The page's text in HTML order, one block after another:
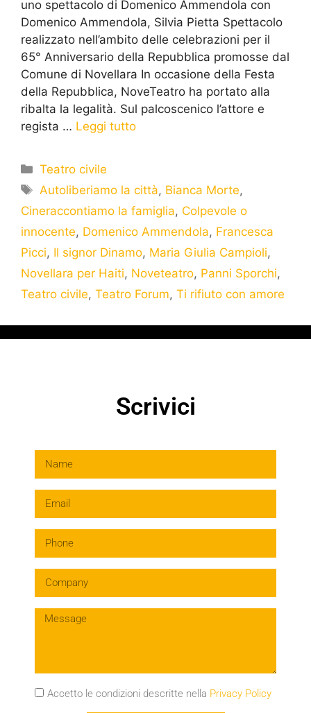
uno spettacolo di Domenico Ammendola con
Domenico Ammendola, Silvia Pietta Spettacolo
realizzato nell’ambito delle celebrazioni per il
65° Anniversario della Repubblica promosse dal
Comune di Novellara In occasione della Festa
della Repubblica, NoveTeatro ha portato alla
ribalta la legalità. Sul palcoscenico l’attore e
regista … Leggi tutto
Teatro civile
Autoliberiamo la città, Bianca Morte,
Cineraccontiamo la famiglia, Colpevole o
innocente, Domenico Ammendola, Francesca
Picci, Il signor Dinamo, Maria Giulia Campioli,
Novellara per Haiti, Noveteatro, Panni Sporchi,
Teatro civile, Teatro Forum, Ti rifiuto con amore
Scrivici
Accetto le condizioni descritte nella Privacy Policy